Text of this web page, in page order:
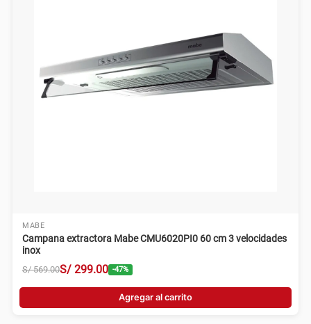
MABE
Campana extractora Mabe CMU6020PI0 60 cm 3 velocidades
inox
S/ 569.00S/ 299.00 -47%
Agregar al carrito